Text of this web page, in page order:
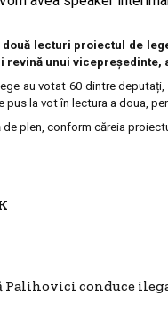
două lecturi proiectul de
unui vicepreședinte,
au votat 60 dintre
la vot în lectura a doua,
plen, conform căreia
Palihovici conduce